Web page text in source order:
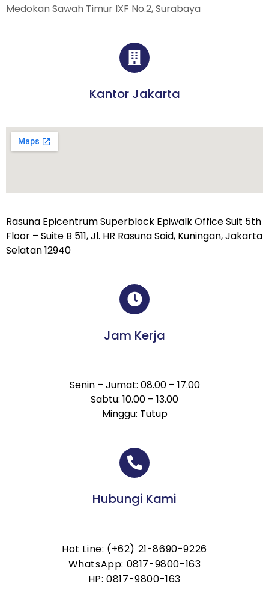
Medokan Sawah Timur IXF No.2, Surabaya
Kantor Jakarta
Rasuna Epicentrum Superblock Epiwalk Office Suit 5th
Floor – Suite B 511, Jl. HR Rasuna Said, Kuningan, Jakarta
Selatan 12940
Jam Kerja
Senin – Jumat: 08.00 – 17.00
Sabtu: 10.00 – 13.00
Minggu: Tutup
Hubungi Kami
Hot Line: (+62) 21-8690-9226
WhatsApp: 0817-9800-163
HP: 0817-9800-163